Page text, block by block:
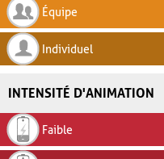
Équipe
Individuel
INTENSITÉ D'ANIMATION
Faible